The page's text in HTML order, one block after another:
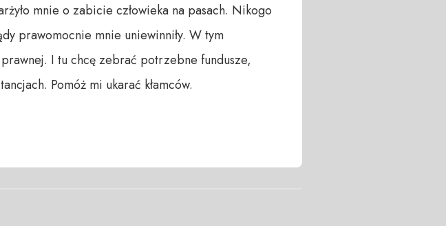
mnie o zabicie człowieka na pasach. Nikogo
prawomocnie mnie uniewinniły. W tym
I tu chcę zebrać potrzebne fundusze,
Pomóż mi ukarać kłamców.